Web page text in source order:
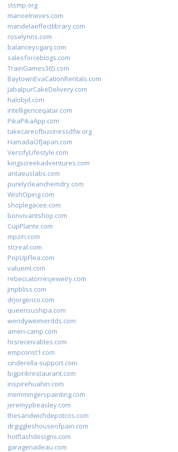
stsmp.org
manoelneves.com
mandelaeffectlibrary.com
roselynns.com
balanceyoganj.com
salesforceblogs.com
TrainGames365.com
BaytownEvaCationRentals.com
JabalpurCakeDelivery.com
halobjd.com
intelligenceqatar.com
PikaPikaApp.com
takecareofbusinessdfw.org
HamadaOfJapan.com
VersifyLifestyle.com
kingscreekadventures.com
antaeuslabs.com
purelycleanchemdry.com
WishOping.com
shoplegacee.com
bonvivantshop.com
CupPlante.com
mpzin.com
stcreal.com
PopUpFlea.com
valueml.com
rebeccatorresjewelry.com
jmpbliss.com
drjorgerico.com
queensushipa.com
wendyweimerdds.com
ameri-camp.com
hrsreceivables.com
empconst1.com
cinderella-support.com
bigpinkrestaurant.com
inspirehuahin.com
memmingerspainting.com
jeremypbeasley.com
thesandwichdepotcos.com
drgiggleshouseofpain.com
hotflashdesigns.com
garagenadeau.com